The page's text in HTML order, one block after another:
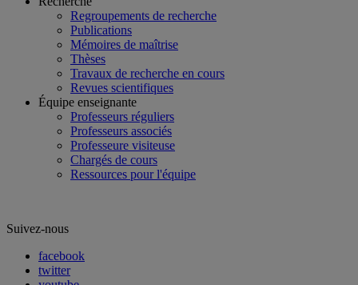
Regroupements de recherche
Publications
Mémoires de maîtrise
Thèses
Travaux de recherche en cours
Revues scientifiques
Équipe enseignante
Professeurs réguliers
Professeurs associés
Professeure visiteuse
Chargés de cours
Ressources pour l'équipe
Suivez-nous
facebook
twitter